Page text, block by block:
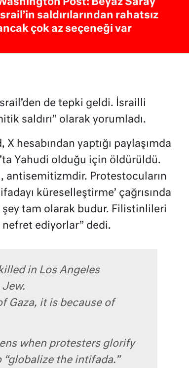
Post: Beyaz Saray
saldırılarından rahatsız
çok az seçeneği var
de tepki geldi. İsrailli
saldırı” olarak yorumladı.
hesabından yaptığı paylaşımda
Yahudi olduğu için öldürüldü.
antisemitizmdir. Protestocuların
küreselleştirme’ çağrısında
tam olarak budur. Filistinlileri
ediyorlar” dedi.
in Los Angeles
Jew.
Gaza, it is because of
when protesters glorify
“globalize the intifada.”